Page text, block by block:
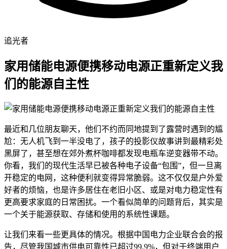
追光者
家用储能电源便携移动电源正重新定义我
们的能源自主性
最近和几位朋友聊天，他们不约而同地提到了露营时遇到的尴
尬：无人机飞到一半没电了，孩子的投影仪故事讲到最精彩处
黑屏了，甚至想在郊外煮杯咖啡都发现电瓶车逆变器带不动。
你看，我们的现代生活早已被各种电子设备“包围”，但一旦离
开稳定的电网，这种便利就变得异常脆弱。这不仅仅是户外爱
好者的烦恼，也是许多居住在老旧小区、或是对电力稳定性有
更高要求家庭的日常困扰。一个看似简单的问题背后，其实是
一个关于能源获取、存储和使用的系统性课题。
让我们来看一些更具体的情况。根据中国电力企业联合会的报
告，尽管我国城市供电可靠性已超过99.9%，但对于终端用户